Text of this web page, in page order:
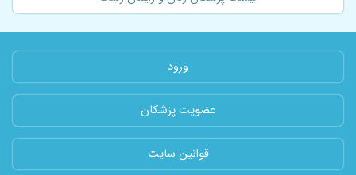
ورود
عضویت پزشکان
قوانین سایت